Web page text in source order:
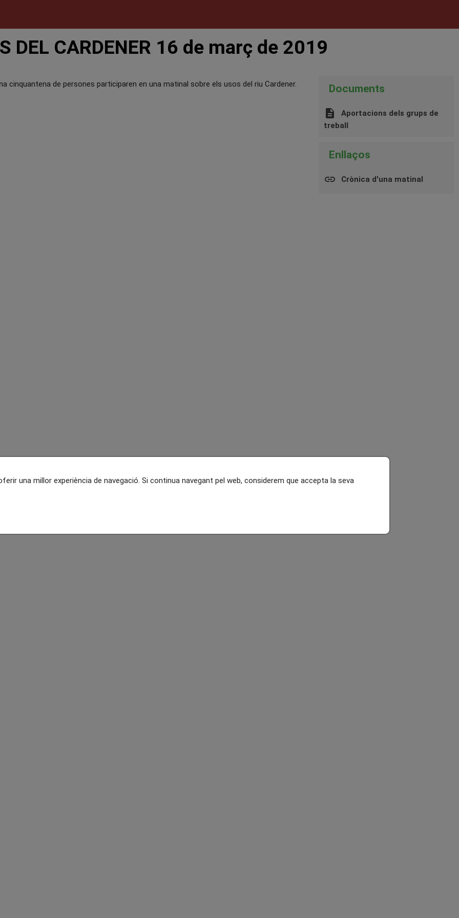
una millor experiència de navegació. Si continua navegant pel web, considerem que accepta la seva
DEL CARDENER 16 de març de 2019
cinquantena de persones participaren en una matinal sobre els usos del riu Cardener.
Documents
description
Aportacions dels grups de
treball
Enllaços
insert_link
Crònica d'una matinal